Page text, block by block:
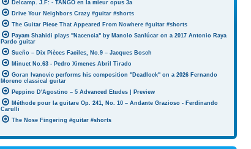
Delcamp. J.F: - TANGO en la mieur opus 3a
Drive Your Neighbors Crazy #guitar #shorts
The Guitar Piece That Appeared From Nowhere #guitar #shorts
Payam Shahidi plays "Nacencia" by Manolo Sanlúcar on a 2017 Antonio Raya
Pardo guitar
Sueño – Dix Pièces Faciles, No.9 – Jacques Bosch
Minuet No.63 - Pedro Ximenes Abril Tirado
Goran Ivanovic performs his composition "Deadlock" on a 2026 Fernando
Moreno classical guitar
Peppino D'Agostino – 5 Advanced Etudes | Preview
Méthode pour la guitare Op. 241, No. 10 – Andante Grazioso - Ferdinando
Carulli
The Nose Fingering #guitar #shorts